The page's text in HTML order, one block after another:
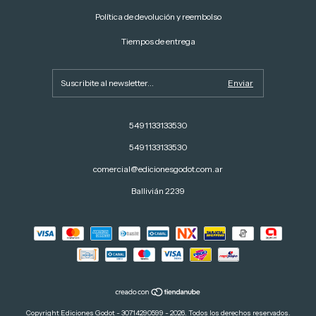
Política de devolución y reembolso
Tiempos de entrega
5491133133530
5491133133530
comercial@edicionesgodot.com.ar
Ballivián 2239
Copyright Ediciones Godot - 30714290599 - 2026. Todos los derechos reservados.